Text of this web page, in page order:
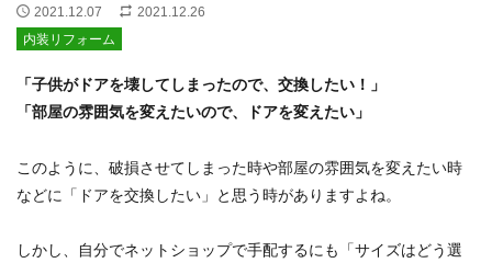
2021.12.07
2021.12.26
内装リフォーム
「子供がドアを壊してしまったので、交換したい！」
「部屋の雰囲気を変えたいので、ドアを変えたい」
このように、破損させてしまった時や部屋の雰囲気を変えたい時
などに「ドアを交換したい」と思う時がありますよね。
しかし、自分でネットショップで手配するにも「サイズはどう選